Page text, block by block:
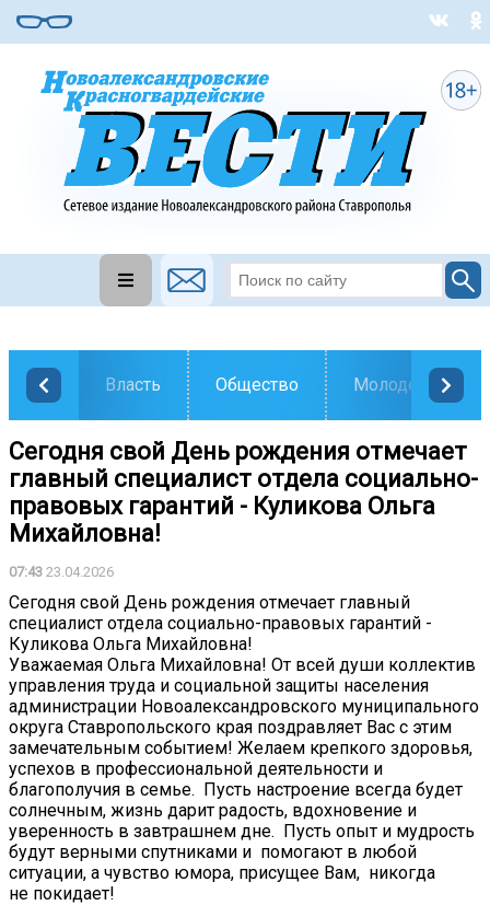
Власть Общество Молодежь
Сегодня свой День рождения отмечает
главный специалист отдела социально-
правовых гарантий - Куликова Ольга
Михайловна!
07:43 23.04.2026
Сегодня свой День рождения отмечает главный
специалист отдела социально-правовых гарантий -
Куликова Ольга Михайловна!
Уважаемая Ольга Михайловна! От всей души коллектив
управления труда и социальной защиты населения
администрации Новоалександровского муниципального
округа Ставропольского края поздравляет Вас с этим
замечательным событием! Желаем крепкого здоровья,
успехов в профессиональной деятельности и
благополучия в семье. Пусть настроение всегда будет
солнечным, жизнь дарит радость, вдохновение и
уверенность в завтрашнем дне. Пусть опыт и мудрость
будут верными спутниками и помогают в любой
ситуации, а чувство юмора, присущее Вам, никогда
не покидает!